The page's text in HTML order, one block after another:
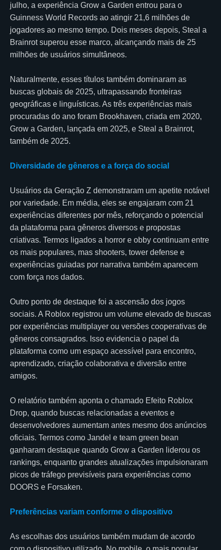
julho, a experiência Grow a Garden entrou para o
Guinness World Records ao atingir 21,6 milhões de
jogadores ao mesmo tempo. Dois meses depois, Steal a
Brainrot superou esse marco, alcançando mais de 25
milhões de usuários simultâneos.
Naturalmente, esses títulos também dominaram as
buscas globais de 2025, ultrapassando fronteiras
geográficas e linguísticas. As três experiências mais
procuradas do ano foram Brookhaven, criada em 2020,
Grow a Garden, lançada em 2025, e Steal a Brainrot,
também de 2025.
Diversidade de gêneros e a força do social
Usuários da Geração Z demonstraram um apetite notável
por variedade. Em média, eles se engajaram com 21
experiências diferentes por mês, reforçando o potencial
da plataforma para gêneros diversos e propostas
criativas. Termos ligados a horror e obby continuam entre
os mais populares, mas shooters, tower defense e
experiências guiadas por narrativa também aparecem
com força nos dados.
Outro ponto de destaque foi a ascensão dos jogos
sociais. A Roblox registrou um volume elevado de buscas
por experiências multiplayer ou versões cooperativas de
gêneros consagrados. Isso evidencia o papel da
plataforma como um espaço acessível para encontro,
aprendizado, criação colaborativa e diversão entre
amigos.
O relatório também aponta o chamado Efeito Roblox
Drop, quando buscas relacionadas a eventos e
desenvolvedores aumentam antes mesmo dos anúncios
oficiais. Termos como Jandel e team green bean
ganharam destaque quando Grow a Garden liderou os
rankings, enquanto grandes atualizações impulsionaram
picos de tráfego previsíveis para experiências como
DOORS e Forsaken.
Preferências variam conforme o dispositivo
As escolhas dos usuários também mudam de acordo